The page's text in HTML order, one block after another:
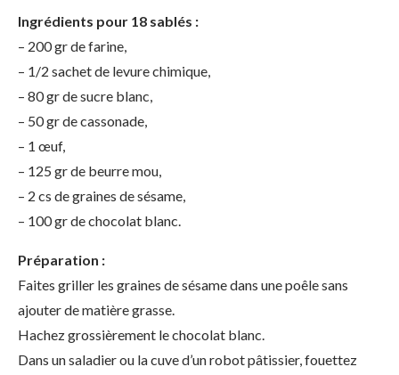
Ingrédients pour 18 sablés :
– 200 gr de farine,
– 1/2 sachet de levure chimique,
– 80 gr de sucre blanc,
– 50 gr de cassonade,
– 1 œuf,
– 125 gr de beurre mou,
– 2 cs de graines de sésame,
– 100 gr de chocolat blanc.
Préparation :
Faites griller les graines de sésame dans une poêle sans
ajouter de matière grasse.
Hachez grossièrement le chocolat blanc.
Dans un saladier ou la cuve d’un robot pâtissier, fouettez